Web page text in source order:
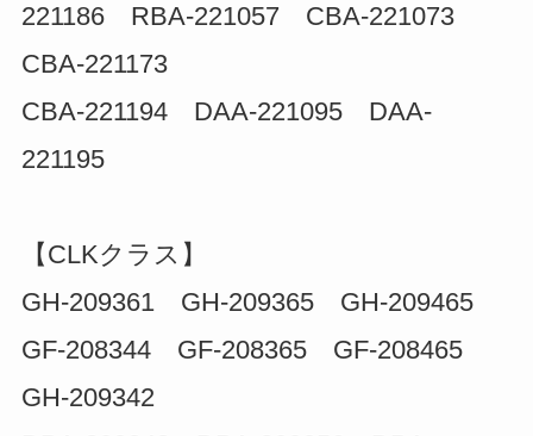
221186 RBA-221057 CBA-221073
CBA-221173
CBA-221194 DAA-221095 DAA-
221195
【CLKクラス】
GH-209361 GH-209365 GH-209465
GF-208344 GF-208365 GF-208465
GH-209342